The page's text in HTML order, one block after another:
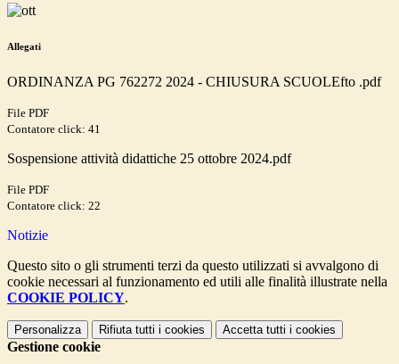
Allegati
ORDINANZA PG 762272 2024 - CHIUSURA SCUOLEfto .pdf
File PDF
Contatore click: 41
Sospensione attività didattiche 25 ottobre 2024.pdf
File PDF
Contatore click: 22
Notizie
Questo sito o gli strumenti terzi da questo utilizzati si avvalgono di
cookie necessari al funzionamento ed utili alle finalità illustrate nella
COOKIE POLICY.
Personalizza Rifiuta tutti i cookies Accetta tutti i cookies
Gestione cookie